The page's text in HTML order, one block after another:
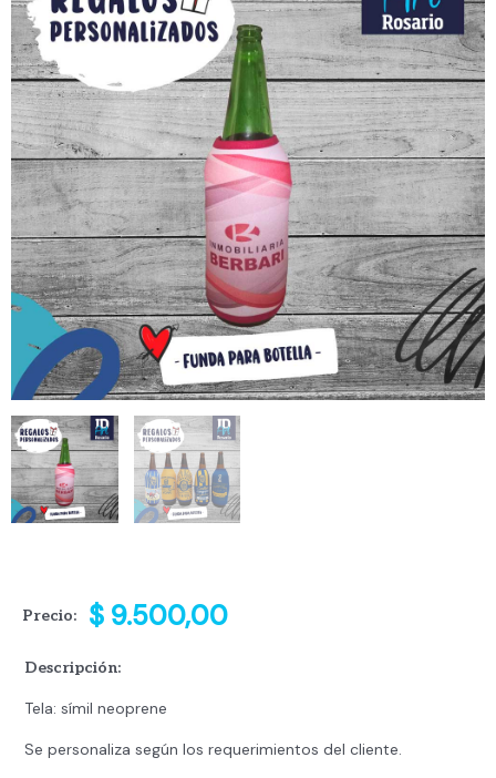
Precio: $ 9.500,00
Descripción:
Tela: símil neoprene
Se personaliza según los requerimientos del cliente.